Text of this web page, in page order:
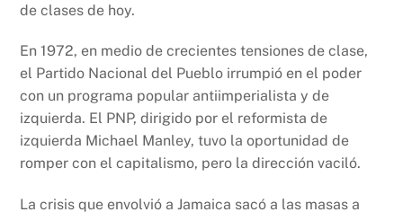
de clases de hoy.
En 1972, en medio de crecientes tensiones de clase,
el Partido Nacional del Pueblo irrumpió en el poder
con un programa popular antiimperialista y de
izquierda. El PNP, dirigido por el reformista de
izquierda Michael Manley, tuvo la oportunidad de
romper con el capitalismo, pero la dirección vaciló.
La crisis que envolvió a Jamaica sacó a las masas a